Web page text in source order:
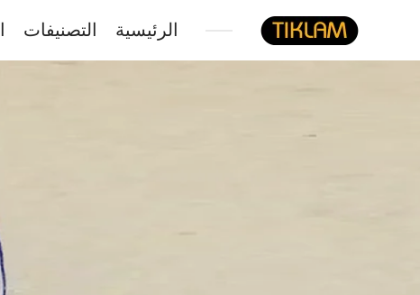
نصل
الرئيسية التصنيفات